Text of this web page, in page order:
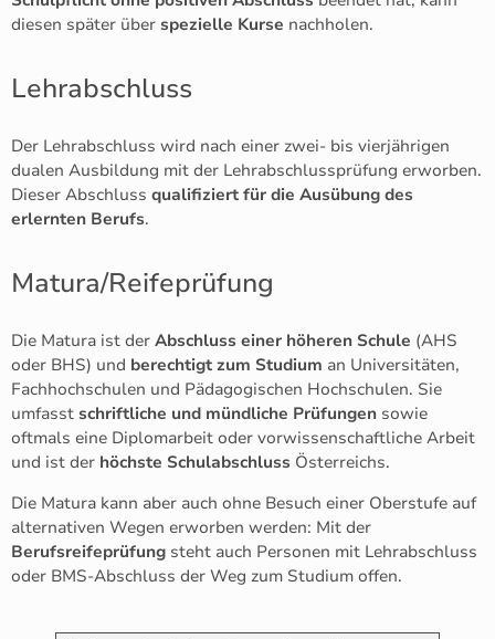
diesen später über spezielle Kurse nachholen.
Lehrabschluss
Der Lehrabschluss wird nach einer zwei- bis vierjährigen
dualen Ausbildung mit der Lehrabschlussprüfung erworben.
Dieser Abschluss qualifiziert für die Ausübung des
erlernten Berufs.
Matura/Reifeprüfung
Die Matura ist der Abschluss einer höheren Schule (AHS
oder BHS) und berechtigt zum Studium an Universitäten,
Fachhochschulen und Pädagogischen Hochschulen. Sie
umfasst schriftliche und mündliche Prüfungen sowie
oftmals eine Diplomarbeit oder vorwissenschaftliche Arbeit
und ist der höchste Schulabschluss Österreichs.
Die Matura kann aber auch ohne Besuch einer Oberstufe auf
alternativen Wegen erworben werden: Mit der
Berufsreifeprüfung steht auch Personen mit Lehrabschluss
oder BMS-Abschluss der Weg zum Studium offen.